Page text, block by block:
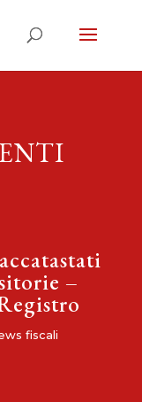
–
fiscali